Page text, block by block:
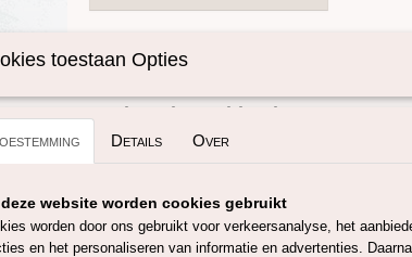
Specificaties
Productcode
Omschrijving
Merino-alpaca blend taupe.
Deze blend bestaat uit 67% merino wol van
zacht wol mix. Deze mix is zeer geschikt
andere wolambachten. Ook in onze
blend is Oeko-tex 100 gecertificeerd.
toestaan Opties
Details Over
website worden cookies gebruikt
worden door ons gebruikt voor verkeersanalyse, het
en het personaliseren van informatie en advertenties.